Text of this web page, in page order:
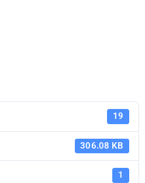
19
306.08 KB
1